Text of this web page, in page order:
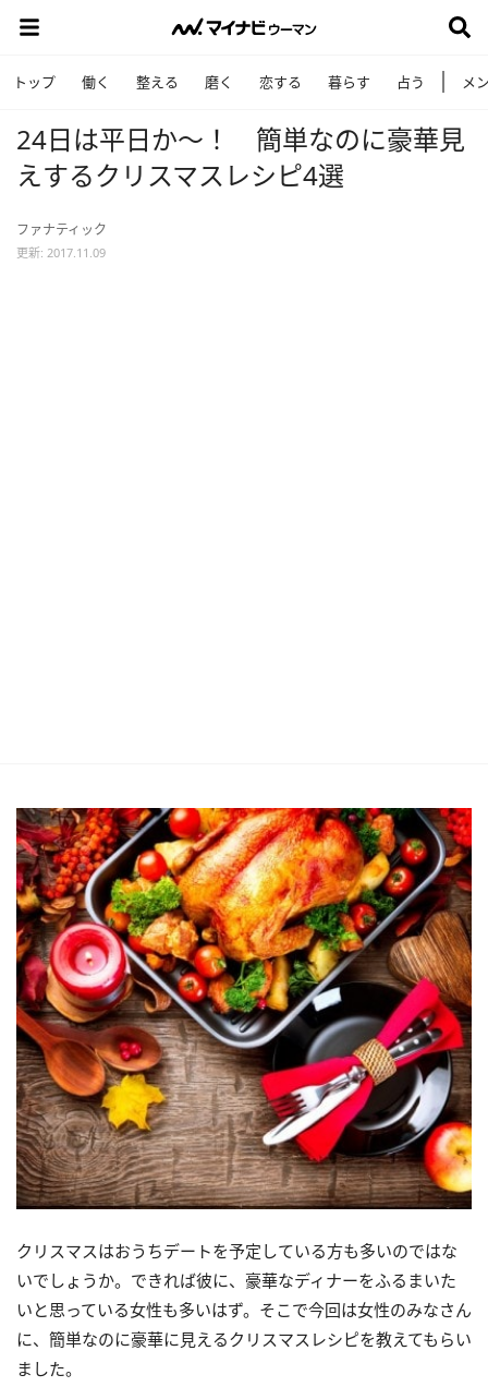
トップ 働く 整える 磨く 恋する 暮らす 占う メ
24日は平日か～！ 簡単なのに豪華見
えするクリスマスレシピ4選
ファナティック
更新: 2017.11.09
クリスマスはおうちデートを予定している方も多いのではな
いでしょうか。できれば彼に、豪華なディナーをふるまいた
いと思っている女性も多いはず。そこで今回は女性のみなさん
に、簡単なのに豪華に見えるクリスマスレシピを教えてもらい
ました。